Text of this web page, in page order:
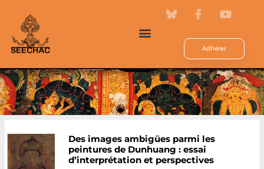
Adhérer
Des images ambigües parmi les
peintures de Dunhuang : essai
d’interprétation et perspectives